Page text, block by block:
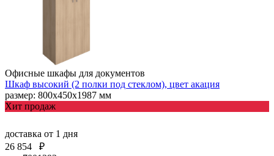
Офисные шкафы для документов
Шкаф высокий (2 полки под стеклом), цвет акация
размер: 800х450х1987 мм
Хит продаж
доставка от 1 дня
26 854
₽